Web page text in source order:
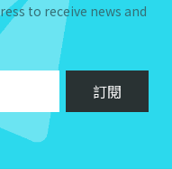
to receive news and